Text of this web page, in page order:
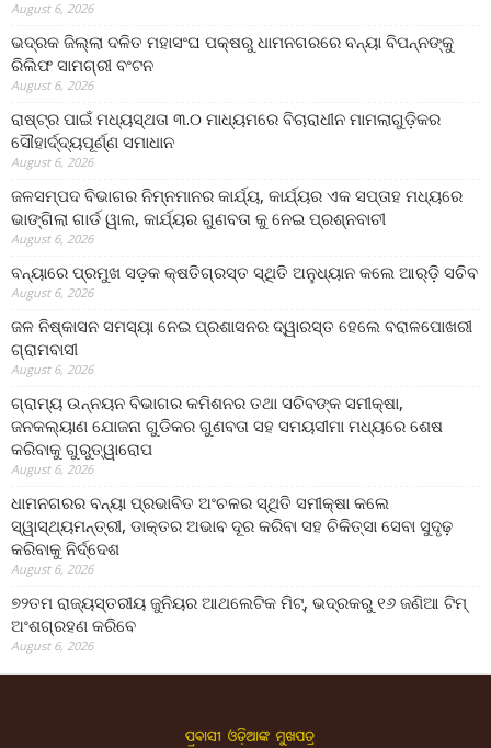
August 6, 2026
ଭଦ୍ରକ ଜିଲ୍ଲା ଦଳିତ ମହାସଂଘ ପକ୍ଷରୁ ଧାମନଗରରେ ବନ୍ୟା ବିପନ୍ନଙ୍କୁ
ରିଲିଫ ସାମଗ୍ରୀ ବଂଟନ
August 6, 2026
ରାଷ୍ଟ୍ର ପାଇଁ ମଧ୍ୟସ୍ଥତା ୩.୦ ମାଧ୍ୟମରେ ବିଚାରାଧୀନ ମାମଲାଗୁଡ଼ିକର
ସୌହାର୍ଦ୍ଦ୍ୟପୂର୍ଣ୍ଣ ସମାଧାନ
August 6, 2026
ଜଳସମ୍ପଦ ବିଭାଗର ନିମ୍ନମାନର କାର୍ଯ୍ୟ, କାର୍ଯ୍ୟର ଏକ ସପ୍ତାହ ମଧ୍ୟରେ
ଭାଙ୍ଗିଲା ଗାର୍ଡ ୱାଲ, କାର୍ଯ୍ୟର ଗୁଣବତା କୁ ନେଇ ପ୍ରଶ୍ନବାଚୀ
August 6, 2026
ବନ୍ୟାରେ ପ୍ରମୁଖ ସଡ଼କ କ୍ଷତିଗ୍ରସ୍ତ ସ୍ଥିତି ଅନୁଧ୍ୟାନ କଲେ ଆର୍‌ଡ଼ି ସଚିବ
August 6, 2026
ଜଳ ନିଷ୍କାସନ ସମସ୍ୟା ନେଇ ପ୍ରଶାସନର ଦ୍ୱାରସ୍ତ ହେଲେ ବରାଳପୋଖରୀ
ଗ୍ରାମବାସୀ
August 6, 2026
ଗ୍ରାମ୍ୟ ଉନ୍ନୟନ ବିଭାଗର କମିଶନର ତଥା ସଚିବଙ୍କ ସମୀକ୍ଷା,
ଜନକଲ୍ୟାଣ ଯୋଜନା ଗୁଡିକର ଗୁଣବତା ସହ ସମୟସୀମା ମଧ୍ୟରେ ଶେଷ
କରିବାକୁ ଗୁରୁତ୍ୱାରୋପ
August 6, 2026
ଧାମନଗରର ବନ୍ୟା ପ୍ରଭାବିତ ଅଂଚଳର ସ୍ଥିତି ସମୀକ୍ଷା କଲେ
ସ୍ୱାସ୍ଥ୍ୟମନ୍ତ୍ରୀ, ଡାକ୍ତର ଅଭାବ ଦୂର କରିବା ସହ ଚିକିତ୍ସା ସେବା ସୁଦୃଢ଼
କରିବାକୁ ନିର୍ଦ୍ଦେଶ
August 6, 2026
୭୨ତମ ରାଜ୍ୟସ୍ତରୀୟ ଜୁନିୟର ଆଥଲେଟିକ ମିଟ୍‌, ଭଦ୍ରକରୁ ୧୬ ଜଣିଆ ଟିମ୍
ଅଂଶଗ୍ରହଣ କରିବେ
August 6, 2026